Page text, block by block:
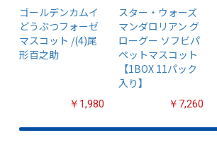
ゴールデンカムイ
どうぶつフォーゼ
マスコット /(4)尾
形百之助
￥1,980
スター・ウォーズ
マンダロリアン グ
ローグー ソフビパ
ペットマスコット
【1BOX 11パック
入り】
￥7,260